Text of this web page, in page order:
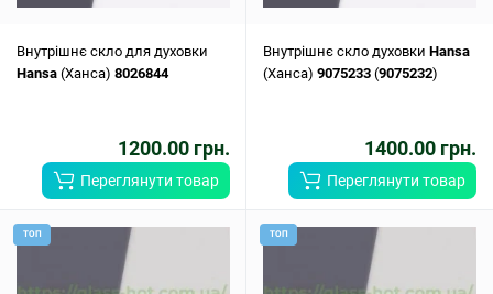
Внутрішнє скло для духовки
Hansa (Ханса) 8026844
1200.00 грн.
Переглянути товар
Внутрішнє скло духовки Hansa
(Ханса) 9075233 (9075232)
1400.00 грн.
Переглянути товар
ТОП ТОП